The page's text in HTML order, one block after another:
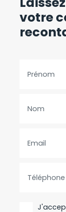
votre
Prénom
Nom
Email
Téléphone